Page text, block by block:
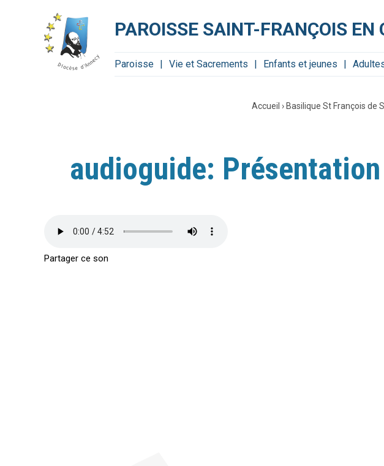
PAROISSE SAINT-FRANÇOIS EN
Paroisse Vie et Sacrements Enfants et jeunes
Accueil › Basilique St François de
audioguide:
Partager ce son